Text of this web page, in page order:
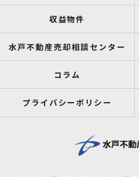
収益物件
水戸不動産売却相談センター
コラム
プライバシーポリシー